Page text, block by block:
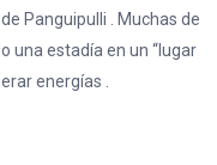
de Panguipulli . Muchas de
una estadía en un “lugar
energías .